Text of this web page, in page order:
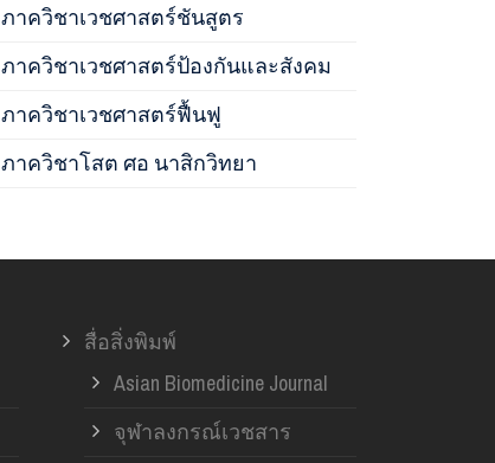
ภาควิชาเวชศาสตร์ชันสูตร
ภาควิชาเวชศาสตร์ป้องกันและสังคม
ภาควิชาเวชศาสตร์ฟื้นฟู
ภาควิชาโสต ศอ นาสิกวิทยา
สื่อสิ่งพิมพ์
Asian Biomedicine Journal
จุฬาลงกรณ์เวชสาร